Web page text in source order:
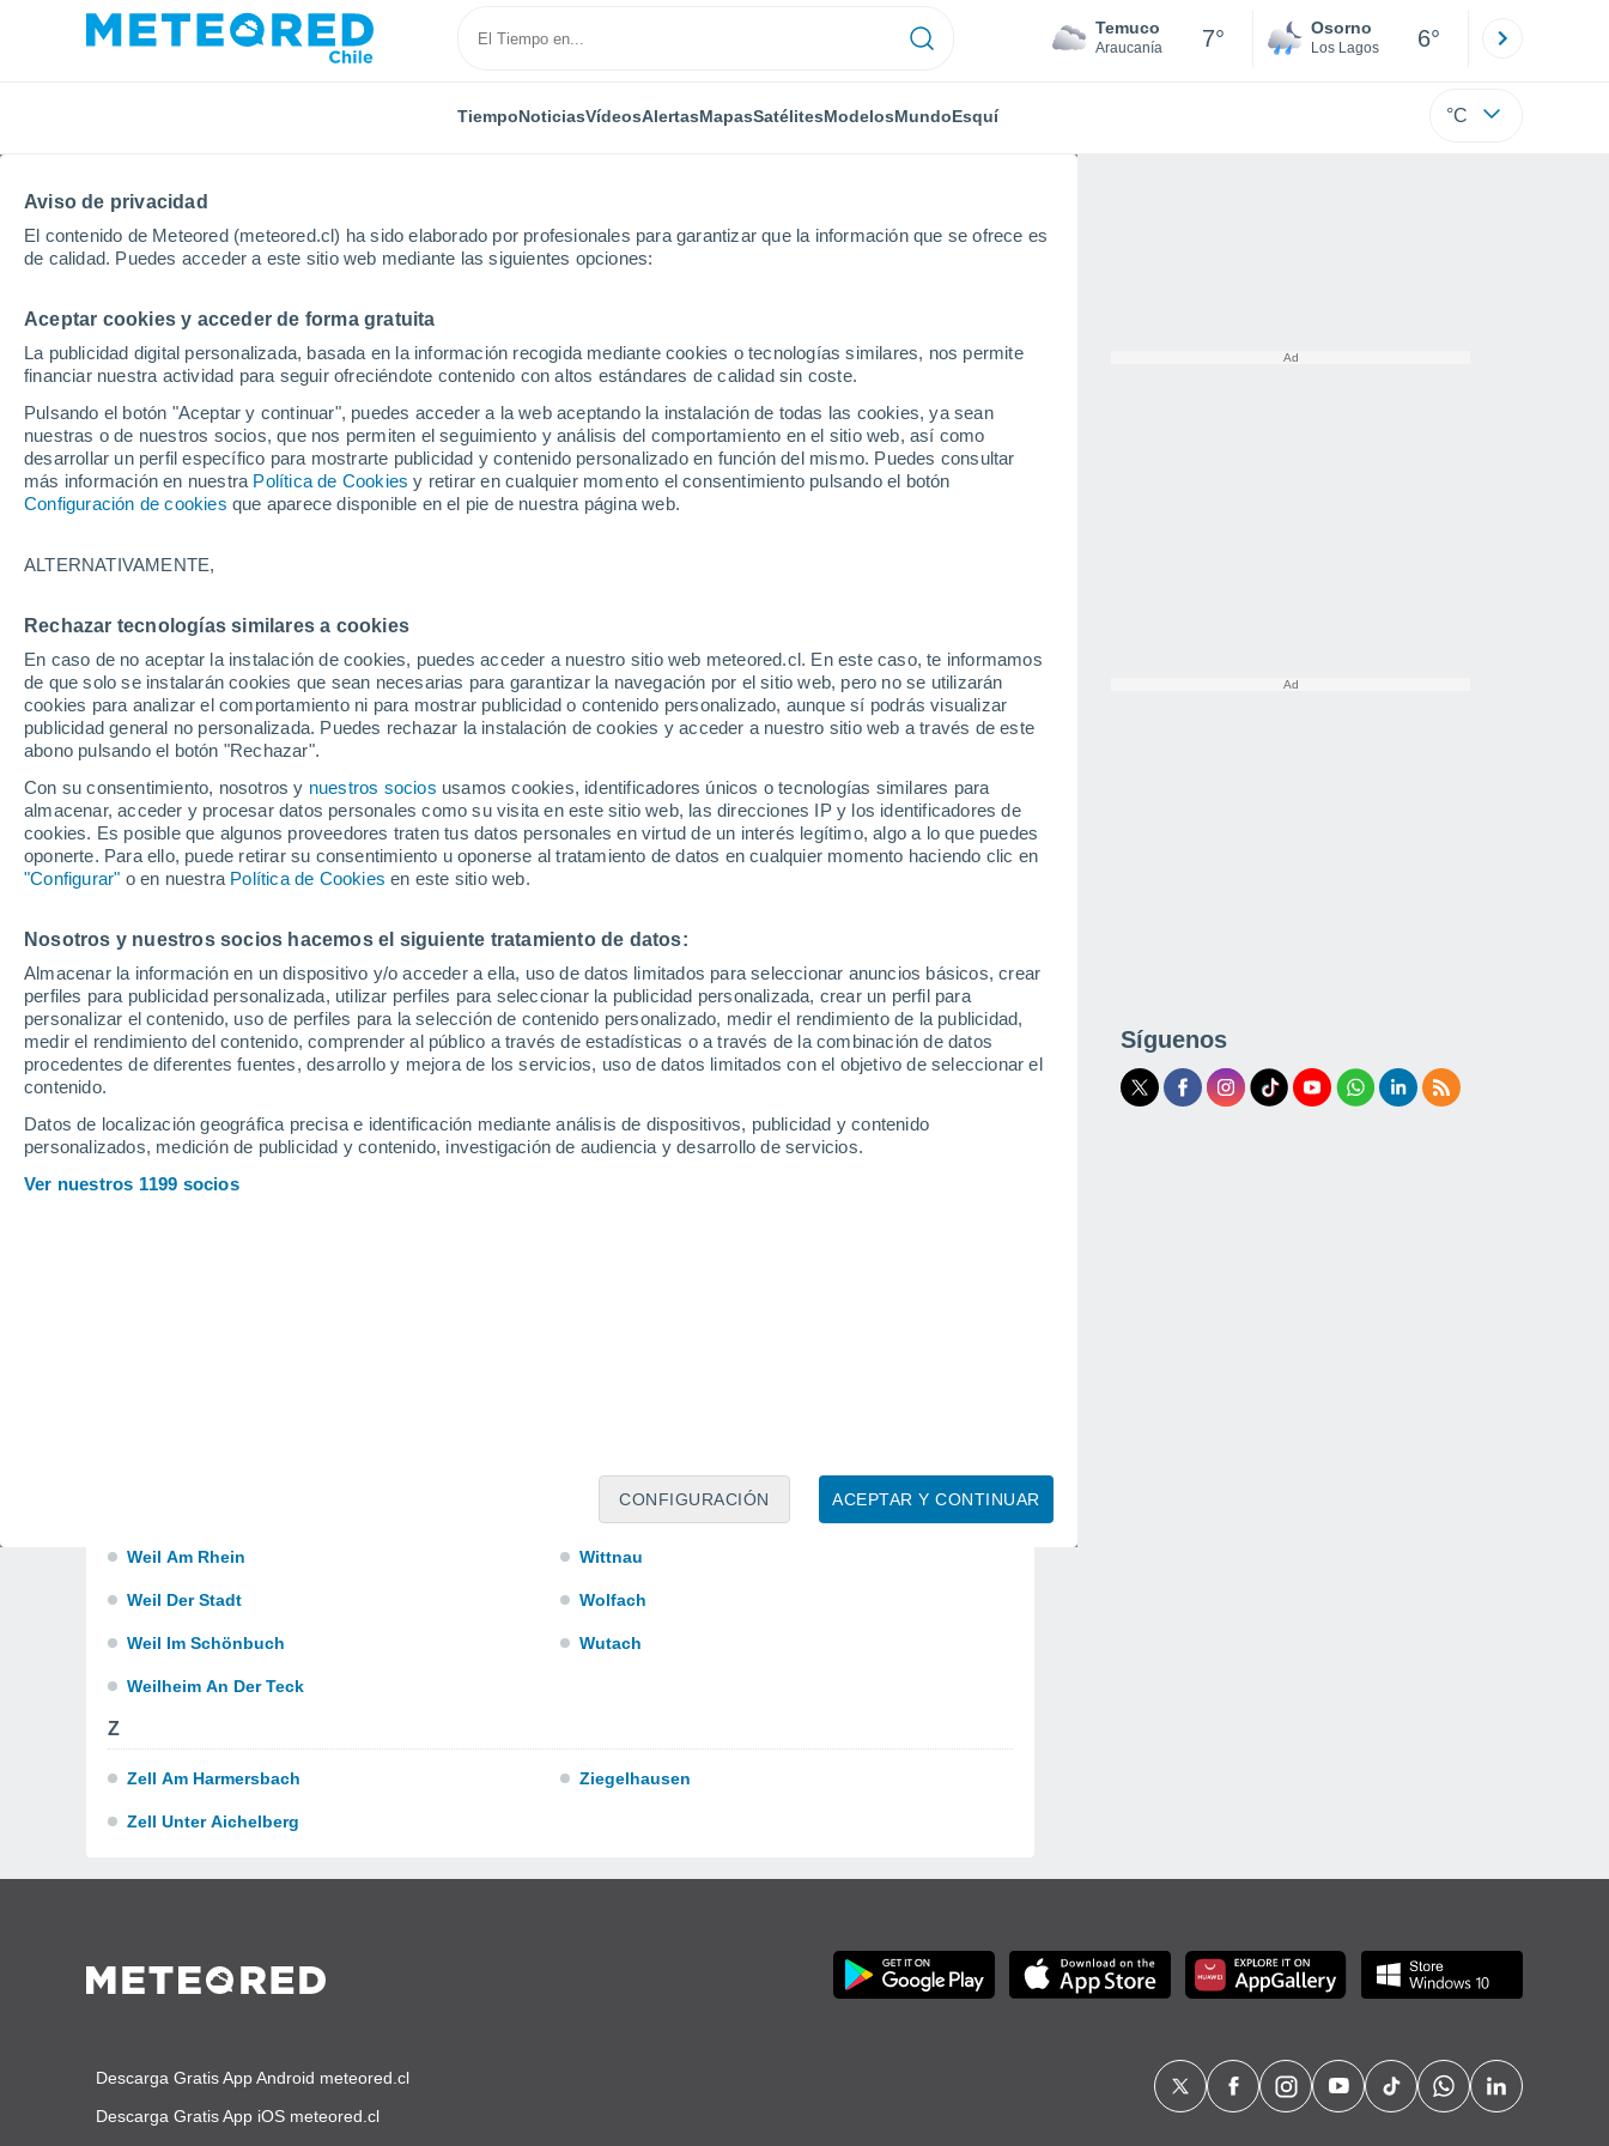
Aviso de privacidad
El contenido de Meteored (meteored.cl) ha sido elaborado por profesionales para garantizar que la información que se ofrece es
de calidad. Puedes acceder a este sitio web mediante las siguientes opciones:
Aceptar cookies y acceder de forma gratuita
La publicidad digital personalizada, basada en la información recogida mediante cookies o tecnologías similares, nos permite
financiar nuestra actividad para seguir ofreciéndote contenido con altos estándares de calidad sin coste.
Pulsando el botón "Aceptar y continuar", puedes acceder a la web aceptando la instalación de todas las cookies, ya sean
nuestras o de nuestros socios, que nos permiten el seguimiento y análisis del comportamiento en el sitio web, así como
desarrollar un perfil específico para mostrarte publicidad y contenido personalizado en función del mismo. Puedes consultar
más información en nuestra Política de Cookies y retirar en cualquier momento el consentimiento pulsando el botón
Configuración de cookies que aparece disponible en el pie de nuestra página web.
ALTERNATIVAMENTE,
Rechazar tecnologías similares a cookies
En caso de no aceptar la instalación de cookies, puedes acceder a nuestro sitio web meteored.cl. En este caso, te informamos
de que solo se instalarán cookies que sean necesarias para garantizar la navegación por el sitio web, pero no se utilizarán
cookies para analizar el comportamiento ni para mostrar publicidad o contenido personalizado, aunque sí podrás visualizar
publicidad general no personalizada. Puedes rechazar la instalación de cookies y acceder a nuestro sitio web a través de este
abono pulsando el botón "Rechazar".
Con su consentimiento, nosotros y nuestros socios usamos cookies, identificadores únicos o tecnologías similares para
almacenar, acceder y procesar datos personales como su visita en este sitio web, las direcciones IP y los identificadores de
cookies. Es posible que algunos proveedores traten tus datos personales en virtud de un interés legítimo, algo a lo que puedes
oponerte. Para ello, puede retirar su consentimiento u oponerse al tratamiento de datos en cualquier momento haciendo clic en
"Configurar" o en nuestra Política de Cookies en este sitio web.
Nosotros y nuestros socios hacemos el siguiente tratamiento de datos:
Almacenar la información en un dispositivo y/o acceder a ella, uso de datos limitados para seleccionar anuncios básicos, crear
perfiles para publicidad personalizada, utilizar perfiles para seleccionar la publicidad personalizada, crear un perfil para
personalizar el contenido, uso de perfiles para la selección de contenido personalizado, medir el rendimiento de la publicidad,
medir el rendimiento del contenido, comprender al público a través de estadísticas o a través de la combinación de datos
procedentes de diferentes fuentes, desarrollo y mejora de los servicios, uso de datos limitados con el objetivo de seleccionar el
contenido.
Datos de localización geográfica precisa e identificación mediante análisis de dispositivos, publicidad y contenido
personalizados, medición de publicidad y contenido, investigación de audiencia y desarrollo de servicios.
Ver nuestros 1199 socios
ACEPTAR Y CONTINUAR
CONFIGURACIÓN
Temuco
Araucanía 7° Osorno
Los Lagos 6°
TiempoNoticiasVídeosAlertasMapasSatélitesModelosMundoEsquí °C
Inicio Alemania Baden-Wurtemberg
El tiempo en todas las ciudades de Baden-
Wurtemberg
Todas las localidades de Baden-Wurtemberg
Waghäusel
Waiblingen-Ostalbkreis
Waiblingen-Rems
Wain
Wald
Waldachtal
Walddorfhäslach
Waldhof
Waldkirch-Waldshut
Weil Am Rhein
Weil Der Stadt
Weil Im Schönbuch
Weilheim An Der Teck
Weilimdorf
Weingarten
Weingarten (Baden)
Weinheim
Weisenbach
Weissach
Westhausen
Weststadt
Wiesenbach
Wittnau
Wolfach
Wutach
Z
Zell Am Harmersbach
Zell Unter Aichelberg
Ziegelhausen
Síguenos
Descarga Gratis App Android meteored.cl
Descarga Gratis App iOS meteored.cl